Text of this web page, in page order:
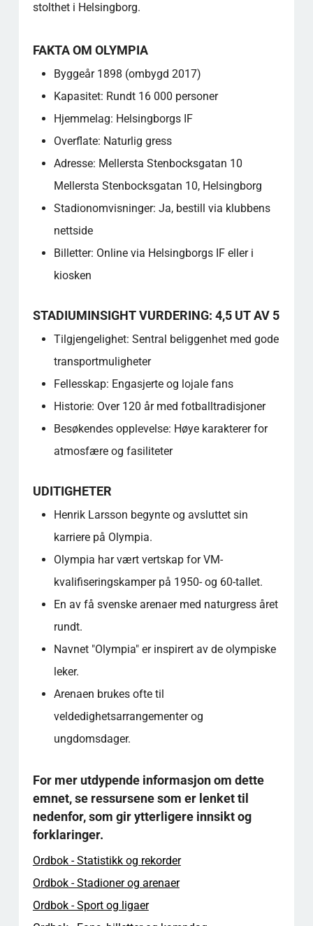
stolthet i Helsingborg.
FAKTA OM OLYMPIA
Byggeår 1898 (ombygd 2017)
Kapasitet: Rundt 16 000 personer
Hjemmelag: Helsingborgs IF
Overflate: Naturlig gress
Adresse: Mellersta Stenbocksgatan 10
Mellersta Stenbocksgatan 10, Helsingborg
Stadionomvisninger: Ja, bestill via klubbens
nettside
Billetter: Online via Helsingborgs IF eller i
kiosken
STADIUMINSIGHT VURDERING: 4,5 UT AV 5
Tilgjengelighet: Sentral beliggenhet med gode
transportmuligheter
Fellesskap: Engasjerte og lojale fans
Historie: Over 120 år med fotballtradisjoner
Besøkendes opplevelse: Høye karakterer for
atmosfære og fasiliteter
UDITIGHETER
Henrik Larsson begynte og avsluttet sin
karriere på Olympia.
Olympia har vært vertskap for VM-
kvalifiseringskamper på 1950- og 60-tallet.
En av få svenske arenaer med naturgress året
rundt.
Navnet "Olympia" er inspirert av de olympiske
leker.
Arenaen brukes ofte til
veldedighetsarrangementer og
ungdomsdager.
For mer utdypende informasjon om dette
emnet, se ressursene som er lenket til
nedenfor, som gir ytterligere innsikt og
forklaringer.
Ordbok - Statistikk og rekorder
Ordbok - Stadioner og arenaer
Ordbok - Sport og ligaer